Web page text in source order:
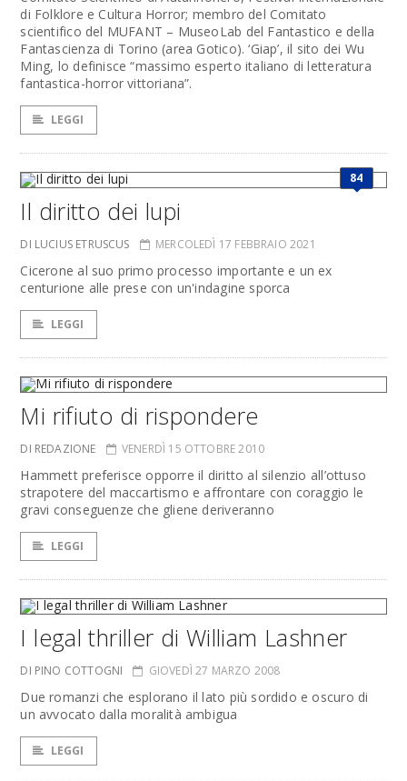
di Folklore e Cultura Horror; membro del Comitato
scientifico del MUFANT – MuseoLab del Fantastico e della
Fantascienza di Torino (area Gotico). ‘Giap’, il sito dei Wu
Ming, lo definisce “massimo esperto italiano di letteratura
fantastica-horror vittoriana”.
LEGGI
84
Il diritto dei lupi
DI LUCIUS ETRUSCUS MERCOLEDÌ 17 FEBBRAIO 2021
Cicerone al suo primo processo importante e un ex
centurione alle prese con un'indagine sporca
LEGGI
Mi rifiuto di rispondere
DI REDAZIONE VENERDÌ 15 OTTOBRE 2010
Hammett preferisce opporre il diritto al silenzio all’ottuso
strapotere del maccartismo e affrontare con coraggio le
gravi conseguenze che gliene deriveranno
LEGGI
I legal thriller di William Lashner
DI PINO COTTOGNI GIOVEDÌ 27 MARZO 2008
Due romanzi che esplorano il lato più sordido e oscuro di
un avvocato dalla moralità ambigua
LEGGI